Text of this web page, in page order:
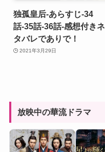
独孤皇后-あらすじ-34
話-35話-36話-感想付きネ
タバレでありで！
2021年3月29日
放映中の華流ドラマ